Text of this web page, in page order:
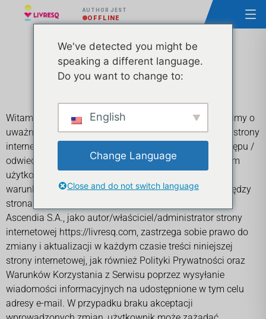
AUTHOR JEST
OFFLINE
Zasady i warunki
Witamy w https://livresq.com
strona internetowa. Prosimy o
uważne zapoznanie się z warunkami korzystania z tej strony
internetowej przedstawionymi poniżej. Uzyskanie dostępu /
odwiedzenie tej witryny internetowej podlega warunkom
użytkowania, co oznacza wyraźną akceptację tych
warunków i stanowi całość porozumienia (umowy) między
stronami.
Ascendia S.A., jako autor/właściciel/administrator strony
internetowej https://livresq.com, zastrzega sobie prawo do
zmiany i aktualizacji w każdym czasie treści niniejszej
strony internetowej, jak również Polityki Prywatności oraz
Warunków Korzystania z Serwisu poprzez wysyłanie
wiadomości informacyjnych na udostępnione w tym celu
adresy e-mail. W przypadku braku akceptacji
We've detected you might be
speaking a different language.
Do you want to change to:
English
Change Language
Close and do not switch language